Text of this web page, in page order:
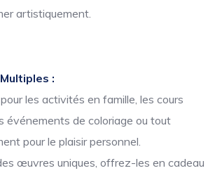
artistiquement.
:
les activités en famille, les cours
événements de coloriage ou tout
pour le plaisir personnel.
œuvres uniques, offrez-les en cadeau